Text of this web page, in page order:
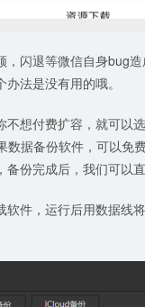
闪退等微信自身bug
法是没有用的哦。
想付费扩容，就可以
据备份软件，可以免
份完成后，我们可以
件，运行后用数据线